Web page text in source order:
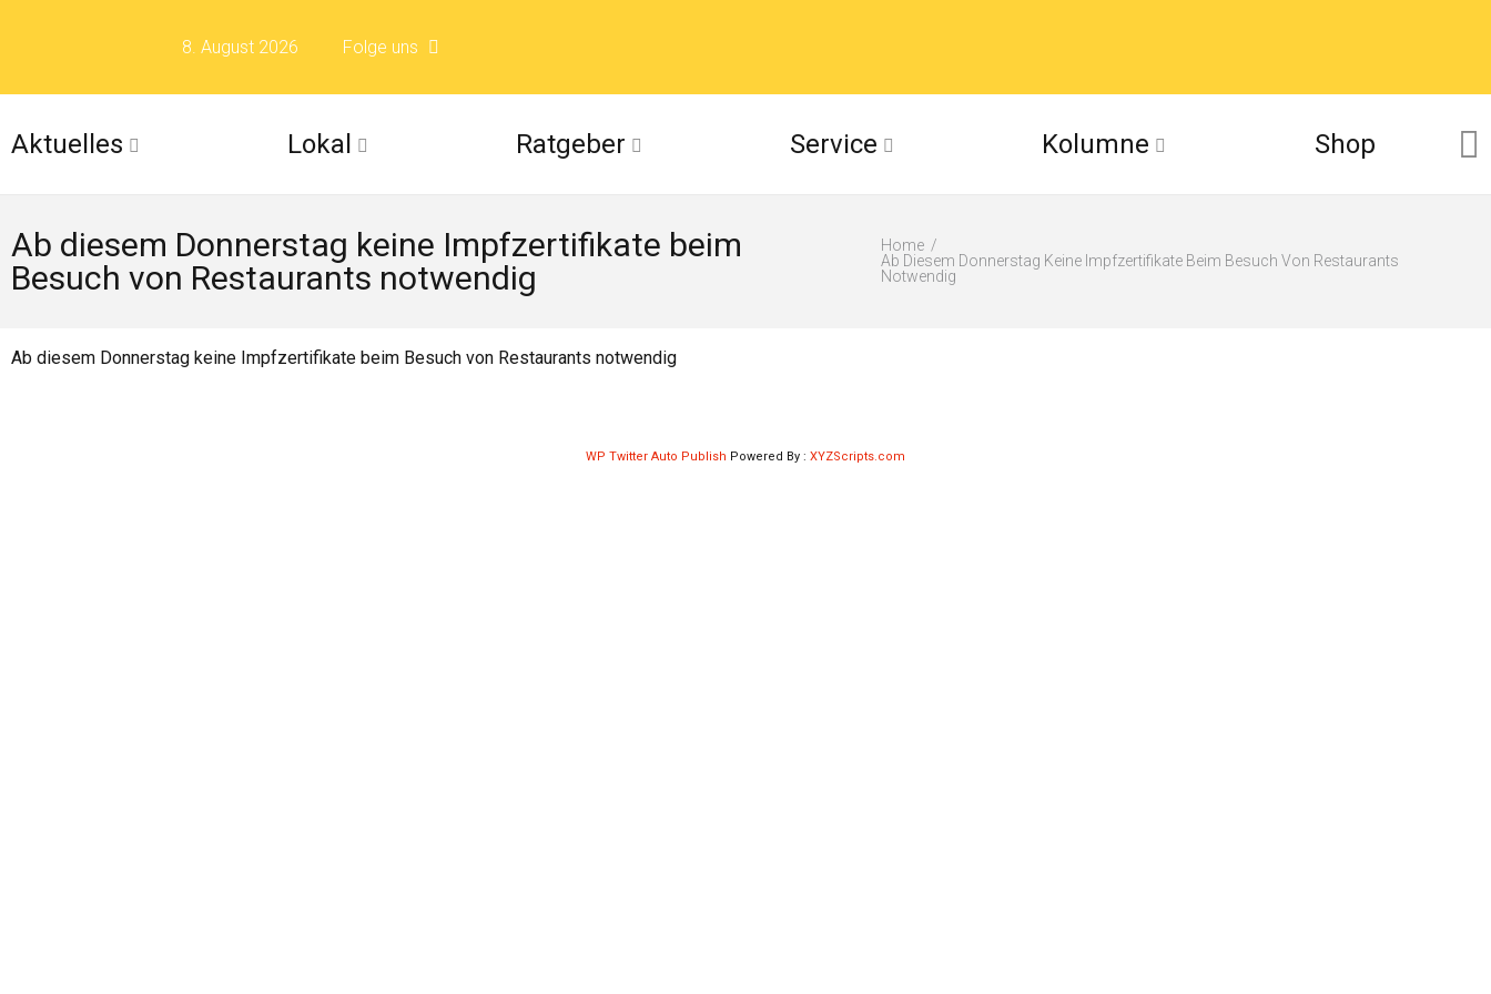
8. August 2026 Folge uns
Folge uns auf Flickr
Folge uns auf Issuu
Aktuelles Lokal Ratgeber Service Kolumne Shop
Ab diesem Donnerstag keine Impfzertifikate beim
Besuch von Restaurants notwendig
Home
Ab Diesem Donnerstag Keine Impfzertifikate Beim Besuch Von Restaurants
Notwendig
Ab diesem Donnerstag keine Impfzertifikate beim Besuch von Restaurants notwendig
WP Twitter Auto Publish Powered By : XYZScripts.com